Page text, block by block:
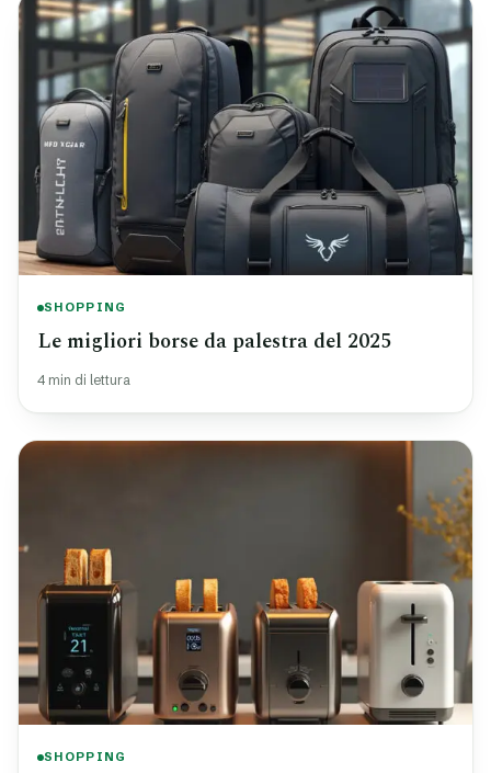
SHOPPING
Le migliori borse da palestra del 2025
4 min di lettura
SHOPPING